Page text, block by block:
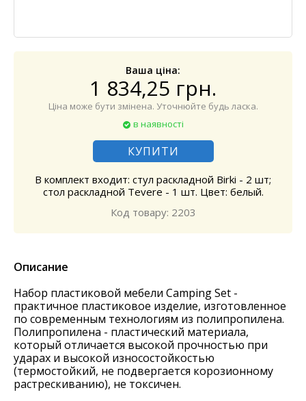
Ваша ціна:
1 834,25 грн.
Ціна може бути змінена. Уточнюйте будь ласка.
в наявності
КУПИТИ
В комплект входит: стул раскладной Birki - 2 шт;
стол раскладной Tevere - 1 шт. Цвет: белый.
Код товару: 2203
Описание
Набор пластиковой мебели Camping Set​ -
практичное пластиковое изделие, изготовленное
по современным технологиям из полипропилена.
Полипропилена - пластический материала,
который отличается высокой прочностью при
ударах и высокой износостойкостью
(термостойкий, не подвергается корозионному
растрескиванию), не токсичен.